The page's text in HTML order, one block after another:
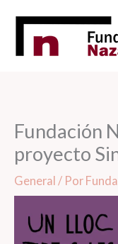
contenido
Fundación
proyecto
General / Por